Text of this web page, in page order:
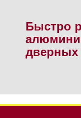
Быстро
дверных